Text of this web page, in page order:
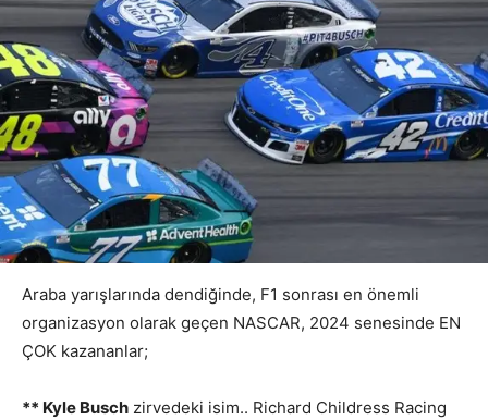
Araba yarışlarında dendiğinde, F1 sonrası en önemli
organizasyon olarak geçen NASCAR, 2024 senesinde EN
ÇOK kazananlar;
** Kyle Busch zirvedeki isim.. Richard Childress Racing